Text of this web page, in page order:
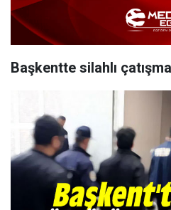
Başkentte silahlı